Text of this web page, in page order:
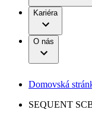
Onemocnění
B. Braun Avitum
Naše kultura
Vaše příležitost​
Média
Kariéra
O nás
Domovská
SEQUENT